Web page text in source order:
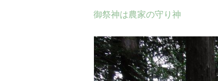
御祭神は農家の守り神